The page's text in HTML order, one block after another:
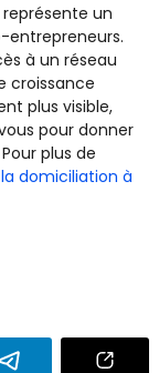
un
entrepreneurs.
à un réseau
croissance
plus visible,
pour donner
plus de
domiciliation à